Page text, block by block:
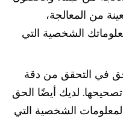
من المعالجة،
الشخصية التي
في التحقق من دقة
لديك أيضًا الحق
الشخصية التي